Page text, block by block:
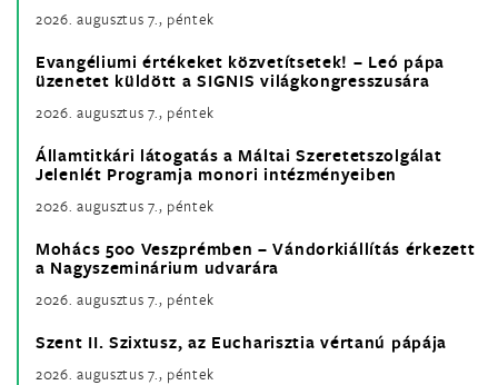
2026. augusztus 7., péntek
Evangéliumi értékeket közvetítsetek! – Leó pápa
üzenetet küldött a SIGNIS világkongresszusára
2026. augusztus 7., péntek
Államtitkári látogatás a Máltai Szeretetszolgálat
Jelenlét Programja monori intézményeiben
2026. augusztus 7., péntek
Mohács 500 Veszprémben – Vándorkiállítás érkezett
a Nagyszeminárium udvarára
2026. augusztus 7., péntek
Szent II. Szixtusz, az Eucharisztia vértanú pápája
2026. augusztus 7., péntek